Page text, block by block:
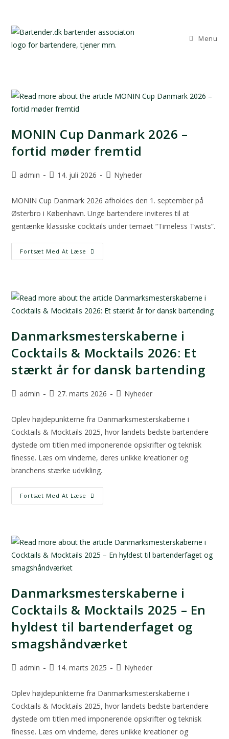
Menu
MONIN Cup Danmark 2026 –
fortid møder fremtid
admin 14. juli 2026 Nyheder
MONIN Cup Danmark 2026 afholdes den 1. september på
Østerbro i København. Unge bartendere inviteres til at
gentænke klassiske cocktails under temaet “Timeless Twists”.
Fortsæt Med At Læse
Danmarksmesterskaberne i
Cocktails & Mocktails 2026: Et
stærkt år for dansk bartending
admin 27. marts 2026 Nyheder
Oplev højdepunkterne fra Danmarksmesterskaberne i
Cocktails & Mocktails 2025, hvor landets bedste bartendere
dystede om titlen med imponerende opskrifter og teknisk
finesse. Læs om vinderne, deres unikke kreationer og
branchens stærke udvikling.
Fortsæt Med At Læse
Danmarksmesterskaberne i
Cocktails & Mocktails 2025 – En
hyldest til bartenderfaget og
smagshåndværket
admin 14. marts 2025 Nyheder
Oplev højdepunkterne fra Danmarksmesterskaberne i
Cocktails & Mocktails 2025, hvor landets bedste bartendere
dystede om titlen med imponerende opskrifter og teknisk
finesse. Læs om vinderne, deres unikke kreationer og